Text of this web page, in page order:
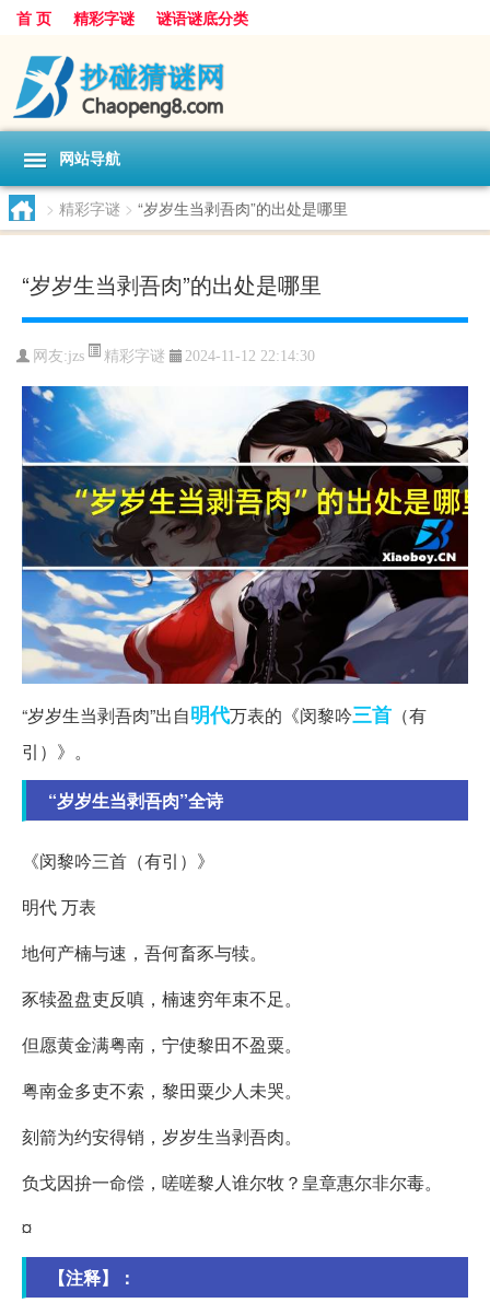
首 页 精彩字谜 谜语谜底分类
网站导航
> 精彩字谜 > “岁岁生当剥吾肉”的出处是哪里
“岁岁生当剥吾肉”的出处是哪里
网友:jzs 精彩字谜 2024-11-12 22:14:30
“岁岁生当剥吾肉”出自明代万表的《闵黎吟三首 （有
引）》。
“岁岁生当剥吾肉”全诗
《闵黎吟三首（有引）》
明代 万表
地何产楠与速，吾何畜豕与犊。
豕犊盈盘吏反嗔，楠速穷年束不足。
但愿黄金满粤南，宁使黎田不盈粟。
粤南金多吏不索，黎田粟少人未哭。
刻箭为约安得销，岁岁生当剥吾肉。
负戈因拚一命偿，嗟嗟黎人谁尔牧？皇章惠尔非尔毒。
¤
【注释】：